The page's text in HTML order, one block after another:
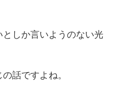
しか言いようのない光
話ですよね。